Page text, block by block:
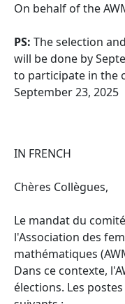
On behalf of the
PS: The selection
will be done by
to participate in the
September 23, 2025
IN FRENCH
Chères Collègues,
Le mandat du
l'Association des
mathématiques
Dans ce contexte,
élections. Les